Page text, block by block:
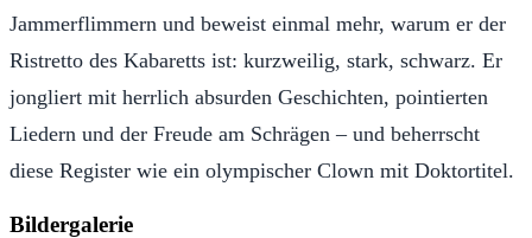
Jammerflimmern und beweist einmal mehr, warum er der
Ristretto des Kabaretts ist: kurzweilig, stark, schwarz. Er
jongliert mit herrlich absurden Geschichten, pointierten
Liedern und der Freude am Schrägen – und beherrscht
diese Register wie ein olympischer Clown mit Doktortitel.
Bildergalerie